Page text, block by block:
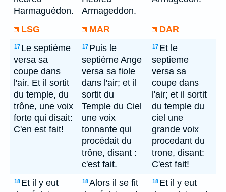
Harmaguédon.
Armageddon.
LSG MAR DAR
17 Le septième
versa sa
coupe dans
l'air. Et il sortit
du temple, du
trône, une voix
forte qui disait:
C'en est fait!
17 Puis le
septième Ange
versa sa fiole
dans l'air; et il
sortit du
Temple du Ciel
une voix
tonnante qui
procédait du
trône, disant :
c'est fait.
17 Et le
septieme
versa sa
coupe dans
l'air; et il sortit
du temple du
ciel une
grande voix
procedant du
trone, disant:
C'est fait!
18 Et il y eut
18Alors il se fit
18 Et il y eut